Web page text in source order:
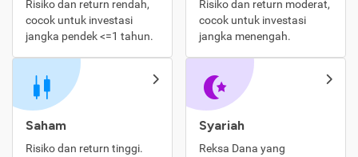
Risiko dan return rendah,
cocok untuk investasi
jangka pendek <=1 tahun.
Risiko dan return moderat,
cocok untuk investasi
jangka menengah.
Saham
Risiko dan return tinggi.
Syariah
Reksa Dana yang